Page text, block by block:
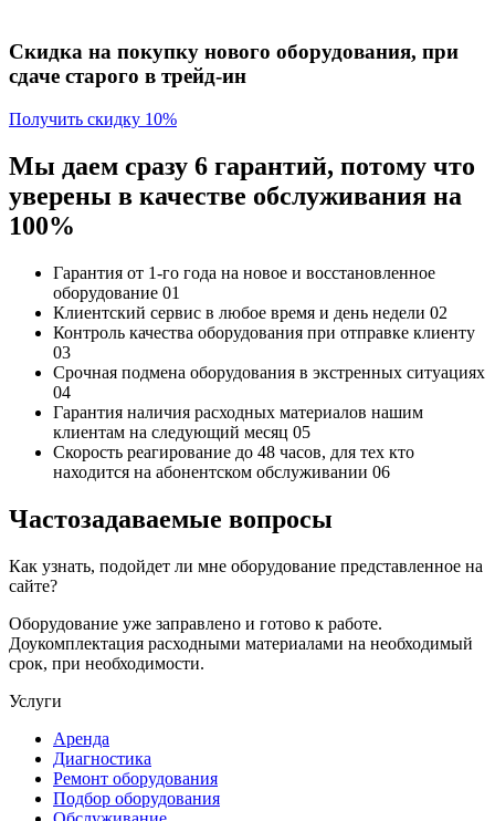
Скидка на покупку нового оборудования, при
сдаче старого в трейд-ин
Получить скидку 10%
Мы даем сразу 6 гарантий, потому что
уверены в качестве обслуживания на
100%
Гарантия от 1-го года на новое и восстановленное
оборудование 01
Клиентский сервис в любое время и день недели 02
Контроль качества оборудования при отправке клиенту
03
Срочная подмена оборудования в экстренных ситуациях
04
Гарантия наличия расходных материалов нашим
клиентам на следующий месяц 05
Скорость реагирование до 48 часов, для тех кто
находится на абонентском обслуживании 06
Частозадаваемые вопросы
Как узнать, подойдет ли мне оборудование представленное на
сайте?
Оборудование уже заправлено и готово к работе.
Доукомплектация расходными материалами на необходимый
срок, при необходимости.
Услуги
Аренда
Диагностика
Ремонт оборудования
Подбор оборудования